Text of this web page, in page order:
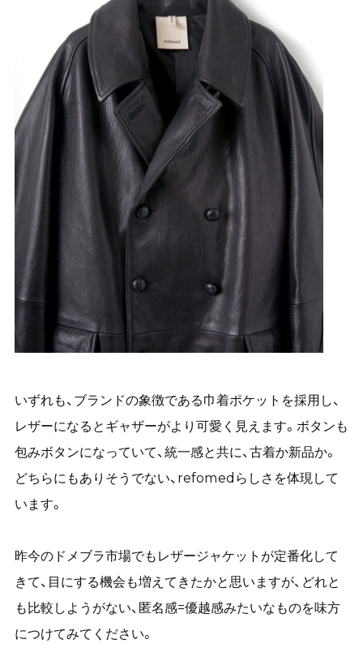
いずれも、ブランドの象徴である巾着ポケットを採用し、
レザーになるとギャザーがより可愛く見えます。ボタンも
包みボタンになっていて、統一感と共に、古着か新品か。
どちらにもありそうでない、refomedらしさを体現して
います。
昨今のドメブラ市場でもレザージャケットが定番化して
きて、目にする機会も増えてきたかと思いますが、どれと
も比較しようがない、匿名感=優越感みたいなものを味方
につけてみてください。